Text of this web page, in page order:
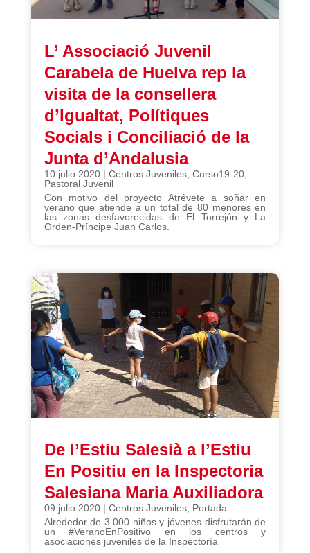
L’ Associació Juvenil
Carabela de Huelva rep la
visita de la consellera
d’Igualtat, Polítiques
Socials i Conciliació de la
Junta d’Andalusia
10 julio 2020| Centros Juveniles, Curso19-20,
Pastoral Juvenil
Con motivo del proyecto Atrévete a soñar en
verano que atiende a un total de 80 menores en
las zonas desfavorecidas de El Torrejón y La
Orden-Príncipe Juan Carlos.
De l’Estiu Salesià a l’Estiu
En Positiu en la Inspectoria
Salesiana Maria Auxiliadora
09 julio 2020| Centros Juveniles, Portada
Alrededor de 3.000 niños y jóvenes disfrutarán de
un #VeranoEnPositivo en los centros y
asociaciones juveniles de la Inspectoría